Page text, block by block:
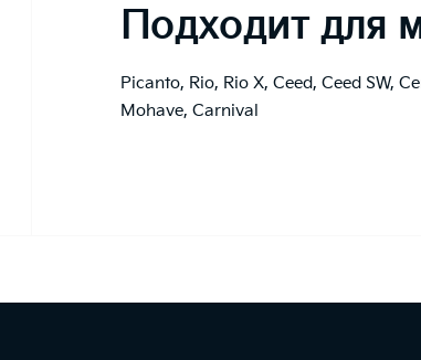
Подходит для
Picanto, Rio, Rio X, Ceed, Ceed SW,
Mohave, Carnival